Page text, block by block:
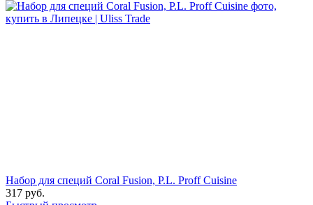
Набор для специй Coral Fusion, P.L. Proff Cuisine
317 руб.